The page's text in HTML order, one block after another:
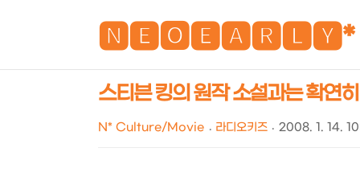
🅽🅴🅾🅴🅰🆁🅻🆈*
스티븐 킹의 원작 소설과는 확연
N* Culture/Movie 라디오키즈 2008. 1. 14.